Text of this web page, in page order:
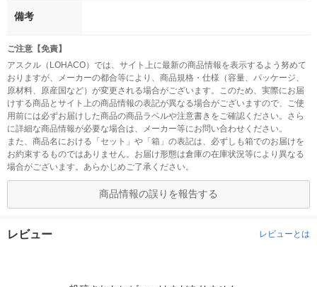
備考
ご注意【免責】
アスクル（LOHACO）では、サイト上に最新の商品情報を表示するよう努めて
おりますが、メーカーの都合等により、商品規格・仕様（容量、パッケージ、
原材料、原産国など）が変更される場合がございます。このため、実際にお届
けする商品とサイト上の商品情報の表記が異なる場合がございますので、ご使
用前には必ずお届けした商品の商品ラベルや注意書きをご確認ください。さら
に詳細な商品情報が必要な場合は、メーカー等にお問い合わせください。
また、商品名における「セット」や「箱」の表記は、必ずしも箱でのお届けを
お約束するものではありません。お届け形態は倉庫の在庫状況等により異なる
場合がございます。あらかじめご了承ください。
商品情報の誤りを報告する
レビュー レビューとは